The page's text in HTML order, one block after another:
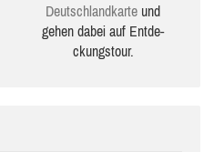
Deutsch­land­karte und
gehen dabei auf Ent­de­
ckungs­tour.